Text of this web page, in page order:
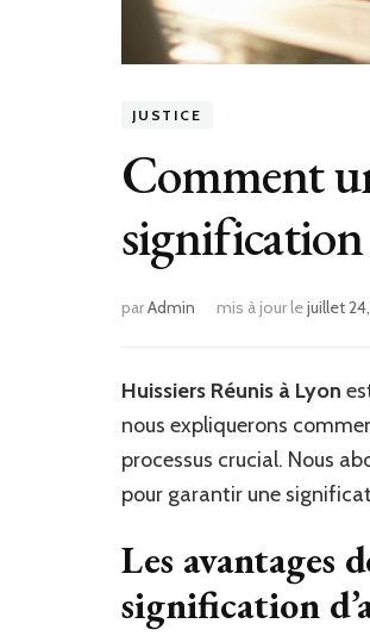
JUSTICE
Comment
signification
parAdmin mis à jour lejuillet
Huissiers Réunis à Lyon
nous expliquerons
processus crucial. Nous
pour garantir une
Les avantages
signification